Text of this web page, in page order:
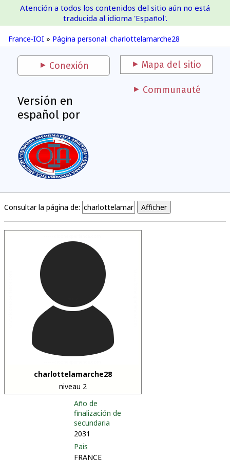
France-IOI
France-IOI » Página personal: charlottelamarche28
Atención a todos los contenidos del sitio aún no está
traducida al idioma 'Español'.
Conexión Mapa del sitio
Versión en
español por
Communauté
Consultar la página de:
charlottelamarche28
niveau 2
Año de
finalización de
secundaria
2031
Pais
FRANCE